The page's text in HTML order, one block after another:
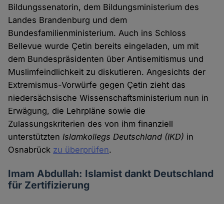
Bildungssenatorin, dem Bildungsministerium des
Landes Brandenburg und dem
Bundesfamilienministerium. Auch ins Schloss
Bellevue wurde Çetin bereits eingeladen, um mit
dem Bundespräsidenten über Antisemitismus und
Muslimfeindlichkeit zu diskutieren. Angesichts der
Extremismus-Vorwürfe gegen Çetin zieht das
niedersächsische Wissenschaftsministerium nun in
Erwägung, die Lehrpläne sowie die
Zulassungskriterien des von ihm finanziell
unterstütztenIslamkollegs Deutschland (IKD) in
Osnabrück zu überprüfen.
Imam Abdullah: Islamist dankt Deutschland
für Zertifizierung